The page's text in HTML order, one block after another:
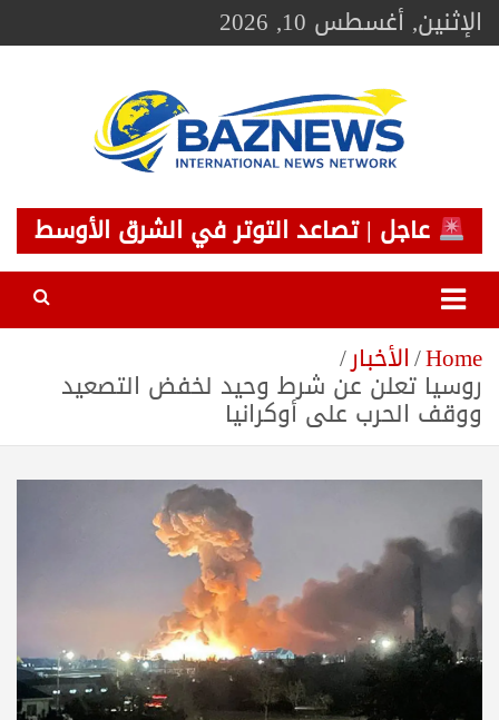
Skip
toالإثنين, أغسطس 10, 2026
BAZNEWS
شبكة باز الإخبارية
عاجل | تصاعد التوتر في الشرق الأوسط
Home الأخبار
روسيا تعلن عن شرط وحيد لخفض التصعيد
ووقف الحرب على أوكرانيا